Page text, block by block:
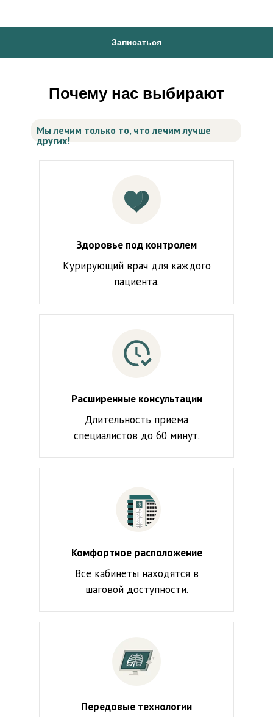
Записаться
Почему нас выбирают
Здоровье под контролем
Курирующий врач для каждого
пациента.
Расширенные консультации
Длительность приема
специалистов до 60 минут.
Комфортное расположение
Все кабинеты находятся в
шаговой доступности.
Мы лечим только то, что лечим лучше
других!
Передовые технологии